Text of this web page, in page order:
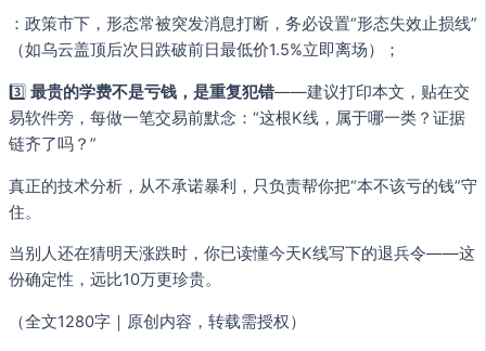
：政策市下，形态常被突发消息打断，务必设置“形态失效止损线”
（如乌云盖顶后次日跌破前日最低价1.5%立即离场）；
3️⃣ 最贵的学费不是亏钱，是重复犯错——建议打印本文，贴在交
易软件旁，每做一笔交易前默念：“这根K线，属于哪一类？证据
链齐了吗？”
真正的技术分析，从不承诺暴利，只负责帮你把“本不该亏的钱”守
住。
当别人还在猜明天涨跌时，你已读懂今天K线写下的退兵令——这
份确定性，远比10万更珍贵。
（全文1280字｜原创内容，转载需授权）